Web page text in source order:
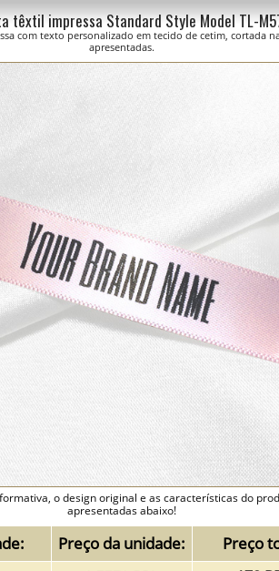
têxtil impressa Standard Style Model TL-
com texto personalizado em tecido de cetim, cortada
apresentadas.
o design original e as características do
apresentadas abaixo!
Preço da unidade: Preço